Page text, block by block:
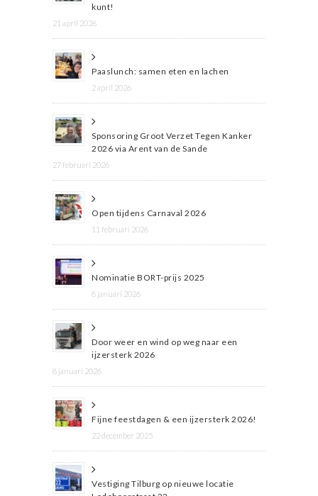
kunt!
21 april 2026
Paaslunch: samen eten en lachen
2 april 2026
Sponsoring Groot Verzet Tegen Kanker
2026 via Arent van de Sande
27 februari 2026
Open tijdens Carnaval 2026
11 februari 2026
Nominatie BORT-prijs 2025
8 januari 2026
Door weer en wind op weg naar een
ijzersterk 2026
8 januari 2026
Fijne feestdagen & een ijzersterk 2026!
22 december 2025
Vestiging Tilburg op nieuwe locatie